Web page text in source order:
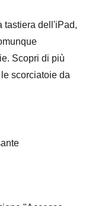
tastiera dell'iPad,
Scopri di più
scorciatoie da